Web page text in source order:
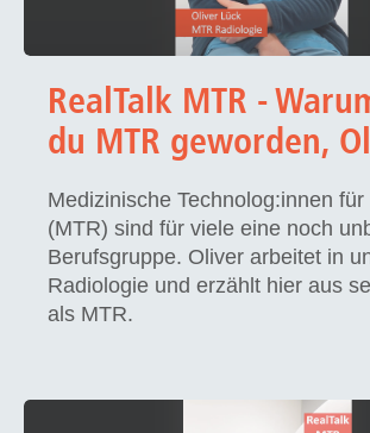
RealTalk MTR -
du MTR geworden,
Medizinische Technolog:innen
(MTR) sind für viele eine noch
Berufsgruppe. Oliver arbeitet in
Radiologie und erzählt hier aus
als MTR.